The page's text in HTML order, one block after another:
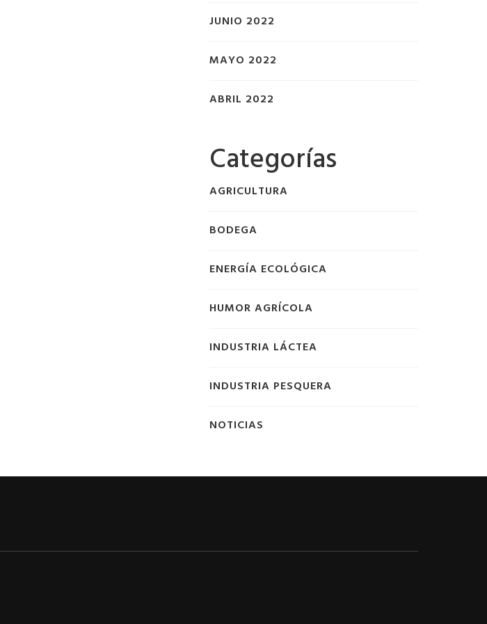
JUNIO 2022
MAYO 2022
ABRIL 2022
Categorías
AGRICULTURA
BODEGA
ENERGÍA ECOLÓGICA
HUMOR AGRÍCOLA
INDUSTRIA LÁCTEA
INDUSTRIA PESQUERA
NOTICIAS